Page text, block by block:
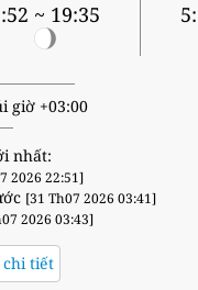
~ 19:35
giờ +03:00
nhất:
2026 22:51]
[31 Th07 2026 03:41]
2026 03:43]
chi tiết